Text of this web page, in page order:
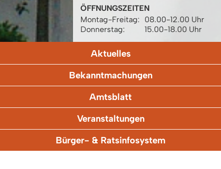
ÖFFNUNGSZEITEN
Montag-Freitag:
08.00-12.00 Uhr
Donnerstag:
15.00-18.00 Uhr
Aktuelles
Bekanntmachungen
Amtsblatt
Veranstaltungen
Bürger- & Ratsinfosystem